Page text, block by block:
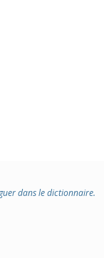
dans le dictionnaire.